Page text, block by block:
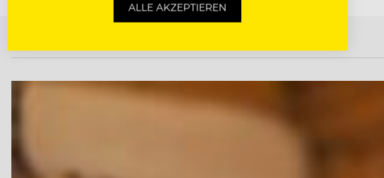
ALLE AKZEPTIEREN